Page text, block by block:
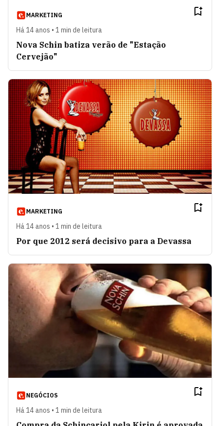
MARKETING
Há 14 anos • 1 min de leitura
Nova Schin batiza verão de "Estação
Cervejão"
MARKETING
Há 14 anos • 1 min de leitura
Por que 2012 será decisivo para a Devassa
NEGÓCIOS
Há 14 anos • 1 min de leitura